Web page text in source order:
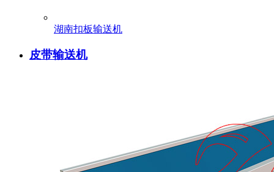
湖南扣板输送机
皮带输送机